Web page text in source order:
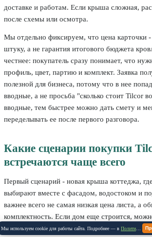
доставке и работам. Если крыша сложная,
после схемы или осмотра.
Мы отдельно фиксируем, что цена карточки -
штуку, а не гарантия итогового бюджета
честнее: покупатель сразу понимает, что
профиль, цвет, партию и комплект. Заявка
полезной для бизнеса, потому что в нее
вводные, а не просьба "сколько стоит Tilcor
вводные, тем быстрее можно дать смету и
переделывать ее после первого разговора.
Какие сценарии покупки
встречаются чаще всего
Первый сценарий - новая крыша коттеджа,
выбирают вместе с фасадом, водостоком и
важнее всего не самая низкая цена листа, а
комплектность. Если дом еще строится,
согласовать цвет кровли, цвет водостока,
Мы используем cookie для работы сайта. Подробнее — в Политике Cookie